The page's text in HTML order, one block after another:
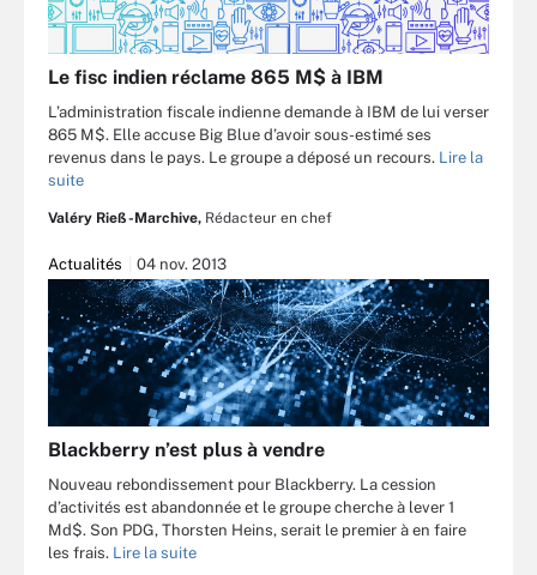
Le fisc indien réclame 865 M$ à IBM
L’administration fiscale indienne demande à IBM de lui verser
865 M$. Elle accuse Big Blue d’avoir sous-estimé ses
revenus dans le pays. Le groupe a déposé un recours. Lire la
suite
Valéry Rieß-Marchive, Rédacteur en chef
Actualités 04 nov. 2013
Blackberry n’est plus à vendre
Nouveau rebondissement pour Blackberry. La cession
d’activités est abandonnée et le groupe cherche à lever 1
Md$. Son PDG, Thorsten Heins, serait le premier à en faire
les frais. Lire la suite